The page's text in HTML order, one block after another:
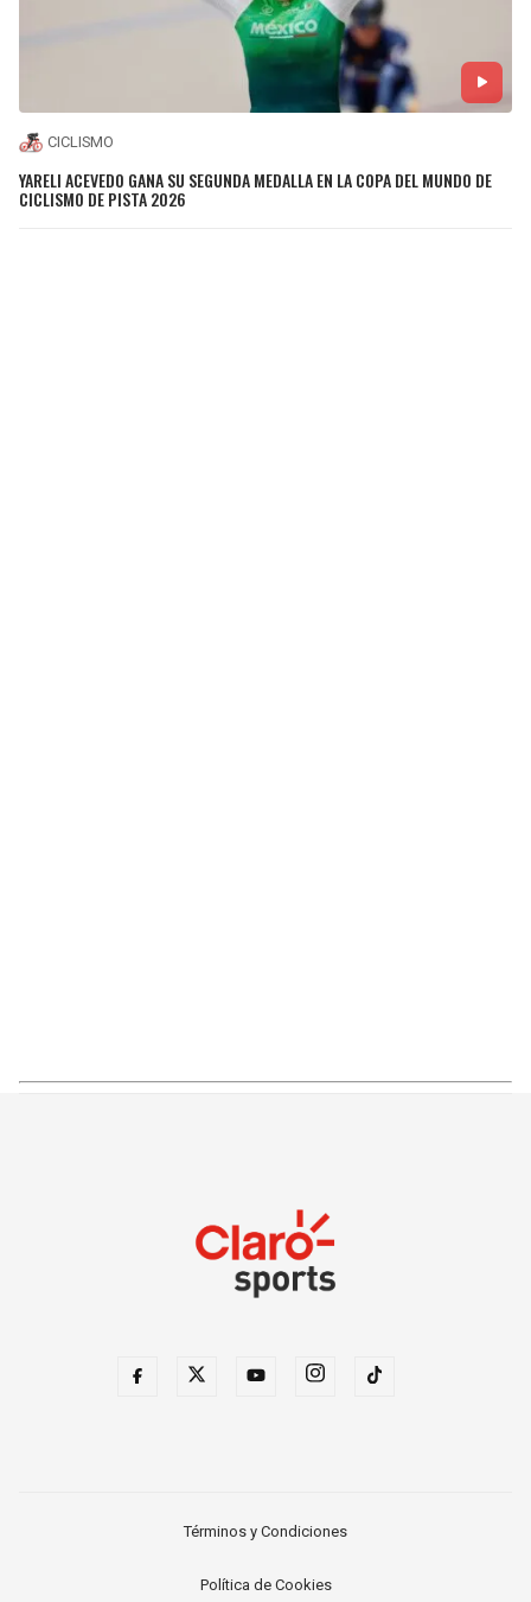
CICLISMO
YARELI ACEVEDO GANA SU SEGUNDA MEDALLA EN LA COPA DEL MUNDO DE
CICLISMO DE PISTA 2026
Términos y Condiciones
Política de Cookies